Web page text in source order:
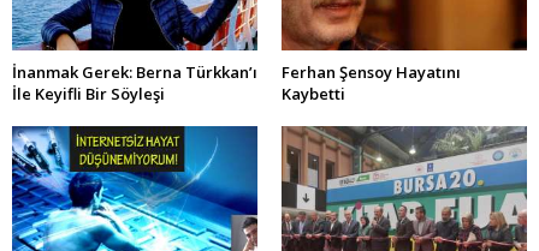
İnanmak Gerek: Berna Türkkan’ı
İle Keyifli Bir Söyleşi
Ferhan Şensoy Hayatını
Kaybetti